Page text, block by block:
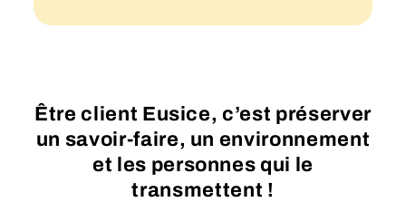
Être client Eusice, c’est préserver
un savoir-faire, un environnement
et les personnes qui le
transmettent !